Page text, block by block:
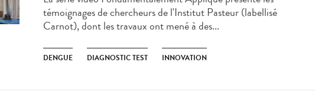
témoignages de chercheurs de l'Institut Pasteur (labellisé
Carnot), dont les travaux ont mené à des...
DENGUE DIAGNOSTIC TEST INNOVATION